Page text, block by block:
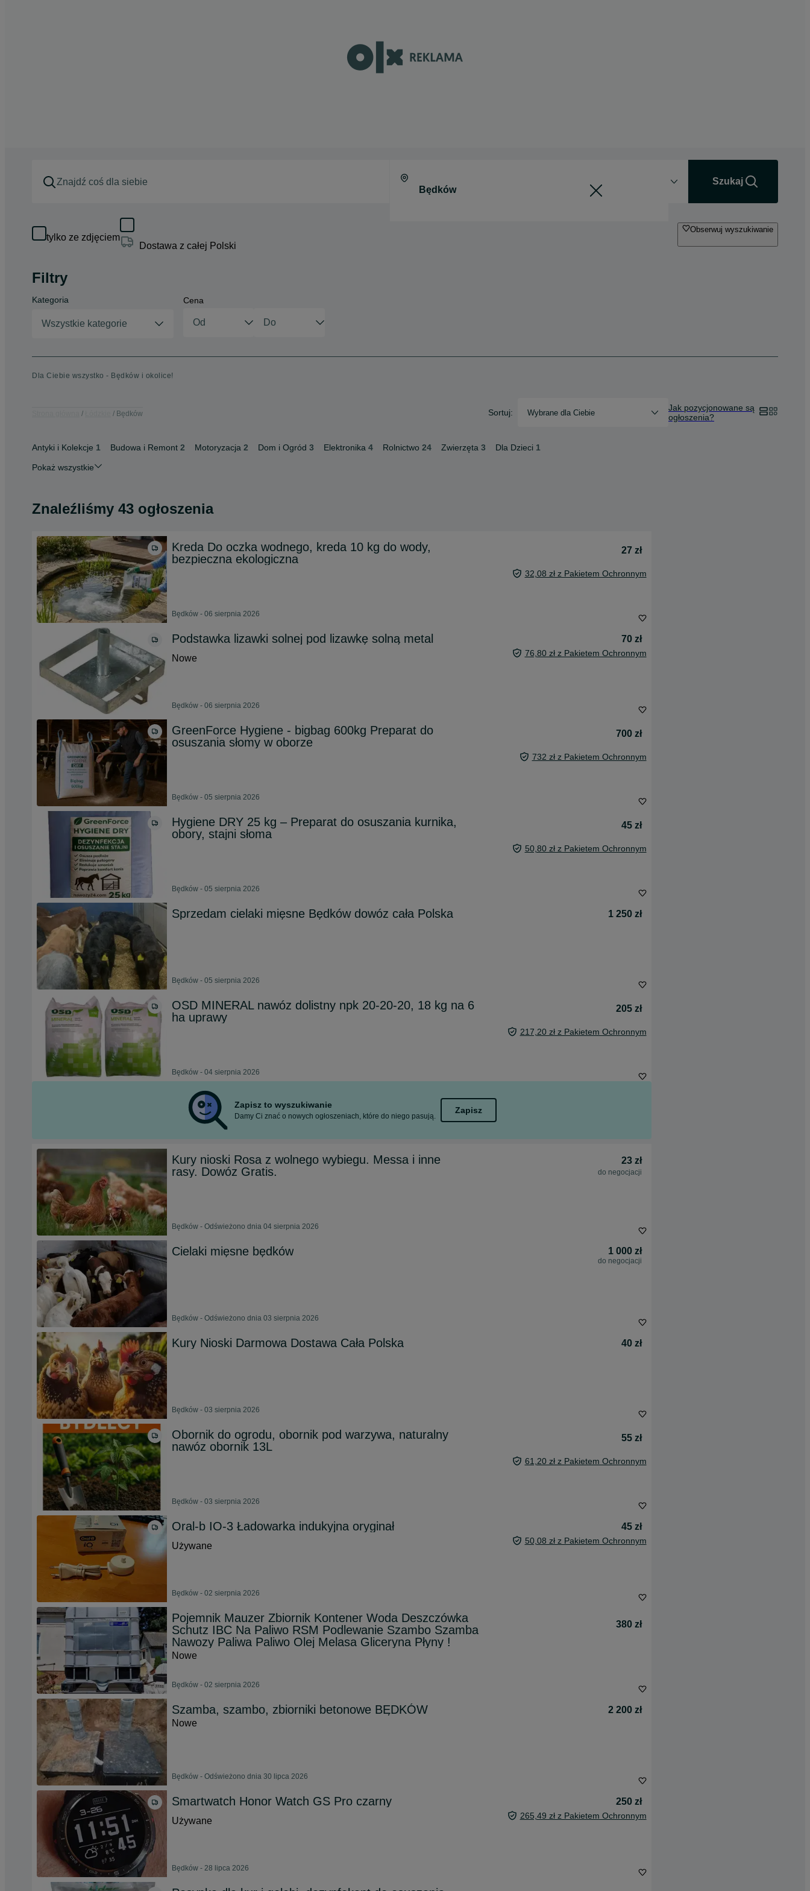
Szukaj
tylko ze zdjęciem
Dostawa z całej Polski
Obserwuj wyszukiwanie
Filtry
Kategoria
Wszystkie kategorie
Cena
Dla Ciebie wszystko - Będków i okolice!
Będków Sortuj: Wybrane dla Ciebie
Jak pozycjonowane są
ogłoszenia?
Antyki i Kolekcje 1 Budowa i Remont 2 Motoryzacja 2 Dom i Ogród 3 Elektronika 4 Rolnictwo 24 Zwierzęta 3 Dla Dzieci 1
Pokaż wszystkie
Znaleźliśmy 43 ogłoszenia
Kreda Do oczka wodnego, kreda 10 kg do wody,
bezpieczna ekologiczna
27 zł
32,08 zł z Pakietem Ochronnym
Będków - 06 sierpnia 2026
Podstawka lizawki solnej pod lizawkę solną metal
70 zł
Nowe
76,80 zł z Pakietem Ochronnym
Będków - 06 sierpnia 2026
GreenForce Hygiene - bigbag 600kg Preparat do
osuszania słomy w oborze
700 zł
732 zł z Pakietem Ochronnym
Będków - 05 sierpnia 2026
Hygiene DRY 25 kg – Preparat do osuszania kurnika,
obory, stajni słoma
45 zł
50,80 zł z Pakietem Ochronnym
Będków - 05 sierpnia 2026
Sprzedam cielaki mięsne Będków dowóz cała Polska 1 250 zł
Będków - 05 sierpnia 2026
OSD MINERAL nawóz dolistny npk 20-20-20, 18 kg na 6
ha uprawy
205 zł
217,20 zł z Pakietem Ochronnym
Będków - 04 sierpnia 2026
Zapisz to wyszukiwanie
Damy Ci znać o nowych ogłoszeniach, które do niego pasują.
Zapisz
Kury nioski Rosa z wolnego wybiegu. Messa i inne
rasy. Dowóz Gratis.
23 zł
do negocjacji
Będków - Odświeżono dnia 04 sierpnia 2026
Cielaki mięsne będków 1 000 zł
do negocjacji
Będków - Odświeżono dnia 03 sierpnia 2026
Kury Nioski Darmowa Dostawa Cała Polska 40 zł
Będków - 03 sierpnia 2026
Obornik do ogrodu, obornik pod warzywa, naturalny
nawóz obornik 13L
55 zł
61,20 zł z Pakietem Ochronnym
Będków - 03 sierpnia 2026
Oral-b IO-3 Ładowarka indukyjna oryginał
45 zł
Używane
50,08 zł z Pakietem Ochronnym
Będków - 02 sierpnia 2026
Pojemnik Mauzer Zbiornik Kontener Woda Deszczówka
Schutz IBC Na Paliwo RSM Podlewanie Szambo Szamba
Nawozy Paliwa Paliwo Olej Melasa Gliceryna Płyny !
380 zł
Nowe
Będków - 02 sierpnia 2026
Szamba, szambo, zbiorniki betonowe BĘDKÓW
2 200 zł
Nowe
Będków - Odświeżono dnia 30 lipca 2026
Smartwatch Honor Watch GS Pro czarny
250 zł
Używane
265,49 zł z Pakietem Ochronnym
Będków - 28 lipca 2026